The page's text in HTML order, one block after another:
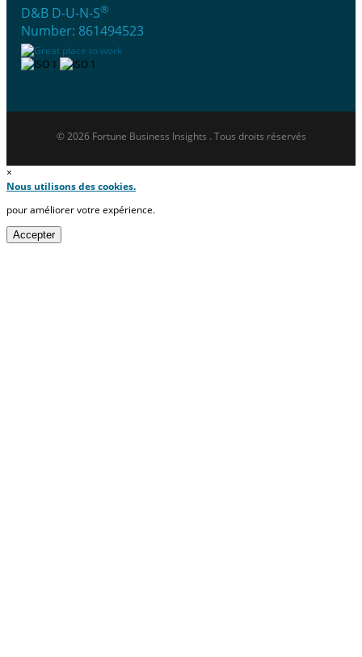
D&B D-U-N-S®
Number: 861494523
© 2026 Fortune Business Insights . Tous droits réservés
×
Nous utilisons des cookies.
pour améliorer votre expérience.
Accepter